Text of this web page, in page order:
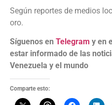
Según reportes de medios
oro.
Síguenos en Telegram y en
estar informado de las
Venezuela y el mundo
Comparte esto: